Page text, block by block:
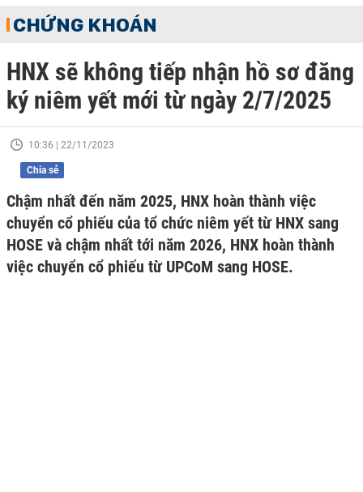
CHỨNG KHOÁN
HNX sẽ không tiếp nhận hồ sơ đăng
ký niêm yết mới từ ngày 2/7/2025
10:36 | 22/11/2023
Chia sẻ
Chậm nhất đến năm 2025, HNX hoàn thành việc
chuyển cổ phiếu của tổ chức niêm yết từ HNX sang
HOSE và chậm nhất tới năm 2026, HNX hoàn thành
việc chuyển cổ phiếu từ UPCoM sang HOSE.